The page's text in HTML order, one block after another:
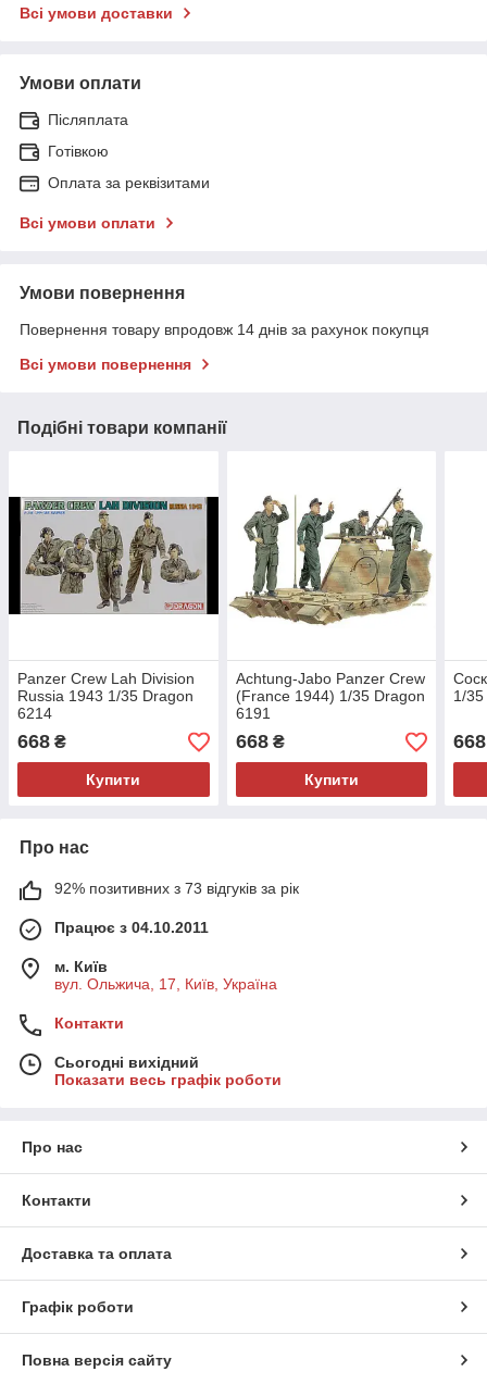
Всі умови доставки
Умови оплати
Післяплата
Готівкою
Оплата за реквізитами
Всі умови оплати
Умови повернення
Повернення товару впродовж 14 днів за рахунок покупця
Всі умови повернення
Подібні товари компанії
Panzer Crew Lah Division
Russia 1943 1/35 Dragon
6214
668 ₴
Купити
Achtung-Jabo Panzer Crew
(France 1944) 1/35 Dragon
6191
668₴
Купити
1/
668
Про нас
92% позитивних з 73 відгуків за рік
Працює з 04.10.2011
м. Київ
вул. Ольжича, 17, Київ, Україна
Контакти
Сьогодні вихідний
Показати весь графік роботи
Про нас
Контакти
Доставка та оплата
Графік роботи
Повна версія сайту